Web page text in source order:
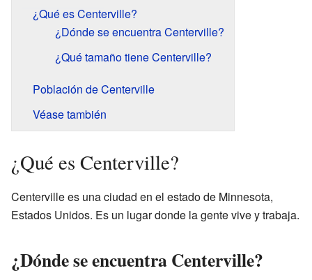
¿Qué es Centerville?
¿Dónde se encuentra Centerville?
¿Qué tamaño tiene Centerville?
Población de Centerville
Véase también
¿Qué es Centerville?
Centerville es una ciudad en el estado de Minnesota,
Estados Unidos. Es un lugar donde la gente vive y trabaja.
¿Dónde se encuentra Centerville?